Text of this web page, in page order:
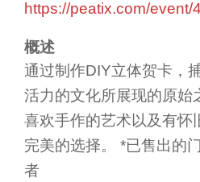
https://peatix.com/event/
概述
通过制作DIY立体贺卡，
活力的文化所展现的原始
喜欢手作的艺术以及有怀
完美的选择。 *已售出的
者